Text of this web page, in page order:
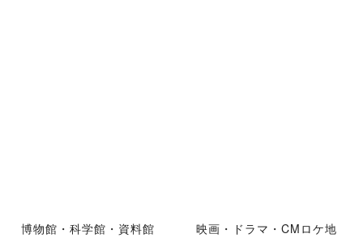
博物館・科学館・資料館 映画・ドラマ・CMロケ地